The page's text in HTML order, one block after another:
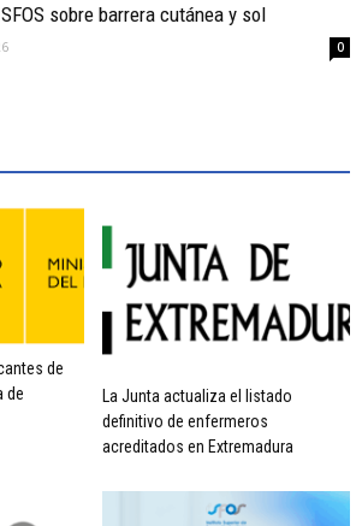
sobre barrera cutánea y sol
0
de
de
La Junta actualiza el listado
definitivo de enfermeros
acreditados en Extremadura